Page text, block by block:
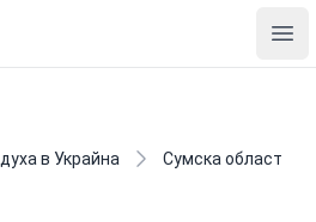
в Украйна
Сумска област